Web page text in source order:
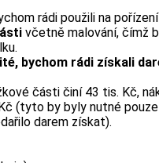
rádi použili na
včetně malování, čímž
bychom rádi získali
části činí 43 tis. Kč,
(tyto by byly nutné
darem získat).